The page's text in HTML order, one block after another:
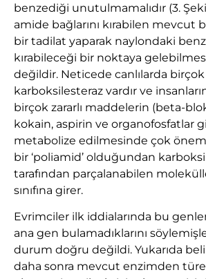
benzediği unutulmamalıdır (3.
amide bağlarını kırabilen mevcut
bir tadilat yaparak naylondaki
kırabileceği bir noktaya gelebilmesi
değildir. Neticede canlılarda birçok
karboksilesteraz vardır ve insanların
birçok zararlı maddelerin (beta-
kokain, aspirin ve organofosfatlar
metabolize edilmesinde çok
bir ‘poliamid’ olduğundan
tarafından parçalanabilen
sınıfına girer.
Evrimciler ilk iddialarında bu
ana gen bulamadıklarını
durum doğru değildi. Yukarıda
daha sonra mevcut enzimden